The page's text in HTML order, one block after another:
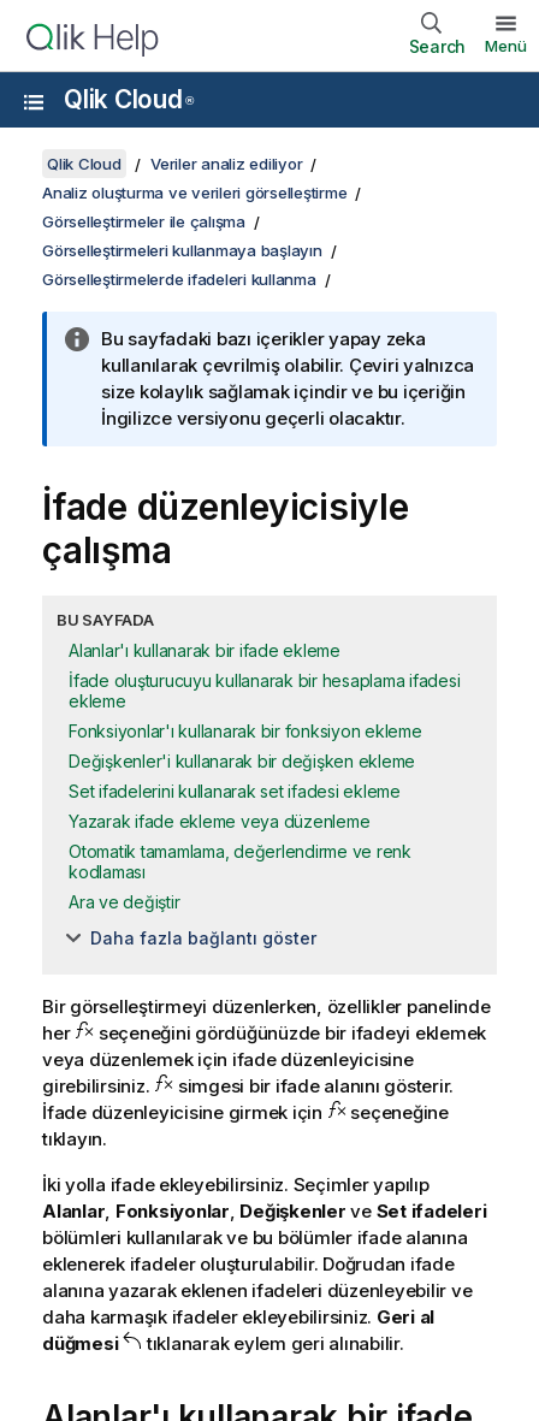
Search Menü
Qlik Cloud ®
Qlik Cloud
Veriler analiz ediliyor
Analiz oluşturma ve verileri görselleştirme
Görselleştirmeler ile çalışma
Görselleştirmeleri kullanmaya başlayın
Görselleştirmelerde ifadeleri kullanma
Bu sayfadaki bazı içerikler yapay zeka
kullanılarak çevrilmiş olabilir. Çeviri yalnızca
size kolaylık sağlamak içindir ve bu içeriğin
İngilizce versiyonu geçerli olacaktır.
İfade düzenleyicisiyle
çalışma
BU SAYFADA
Alanlar'ı kullanarak bir ifade ekleme
İfade oluşturucuyu kullanarak bir hesaplama ifadesi
ekleme
Fonksiyonlar'ı kullanarak bir fonksiyon ekleme
Değişkenler'i kullanarak bir değişken ekleme
Set ifadelerini kullanarak set ifadesi ekleme
Yazarak ifade ekleme veya düzenleme
Otomatik tamamlama, değerlendirme ve renk
kodlaması
Ara ve değiştir
Daha fazla bağlantı göster
Bir görselleştirmeyi düzenlerken, özellikler panelinde
her
seçeneğini gördüğünüzde bir ifadeyi eklemek
veya düzenlemek için ifade düzenleyicisine
girebilirsiniz.
simgesi bir ifade alanını gösterir.
İfade düzenleyicisine girmek için
seçeneğine
tıklayın.
İki yolla ifade ekleyebilirsiniz. Seçimleryapılıp
Alanlar, Fonksiyonlar, Değişkenler ve Set ifadeleri
bölümleri kullanılarak ve bu bölümler ifade alanına
eklenerek ifadeler oluşturulabilir. Doğrudan ifade
alanına yazarak eklenen ifadeleri düzenleyebilir ve
daha karmaşık ifadeler ekleyebilirsiniz. Geri al
düğmesi
tıklanarak eylem geri alınabilir.